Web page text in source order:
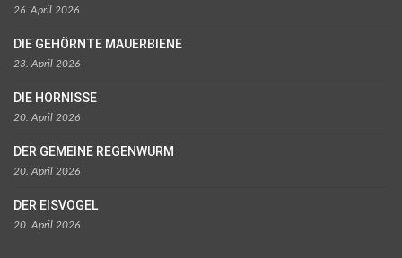
26. April 2026
DIE GEHÖRNTE MAUERBIENE
23. April 2026
DIE HORNISSE
20. April 2026
DER GEMEINE REGENWURM
20. April 2026
DER EISVOGEL
20. April 2026